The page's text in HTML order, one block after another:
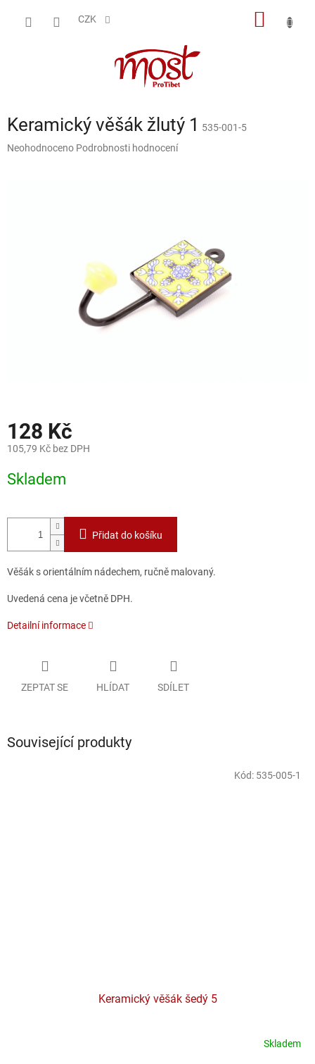
CZK
Keramický věšák žlutý 1 535-001-5
Průměrné
Neohodnoceno Podrobnosti hodnocení
128 Kč
105,79 Kč bez DPH
cena:
Skladem
Přidat do košíku
Věšák s orientálním nádechem, ručně malovaný.
Uvedená cena je včetně DPH.
Detailní informace
ZEPTAT SE HLÍDAT SDÍLET
Související produkty
Keramický věšák šedý 5
Skladem
Kód: 535-005-1